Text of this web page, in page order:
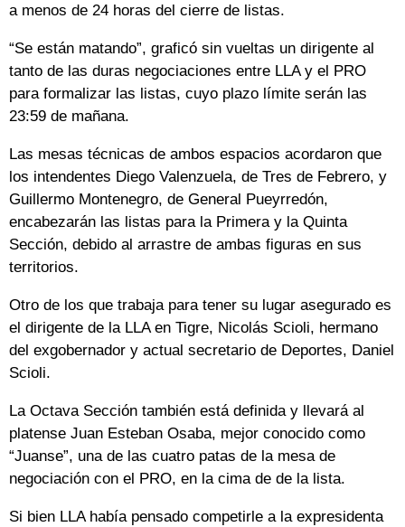
a menos de 24 horas del cierre de listas.
“Se están matando”, graficó sin vueltas un dirigente al
tanto de las duras negociaciones entre LLA y el PRO
para formalizar las listas, cuyo plazo límite serán las
23:59 de mañana.
Las mesas técnicas de ambos espacios acordaron que
los intendentes Diego Valenzuela, de Tres de Febrero, y
Guillermo Montenegro, de General Pueyrredón,
encabezarán las listas para la Primera y la Quinta
Sección, debido al arrastre de ambas figuras en sus
territorios.
Otro de los que trabaja para tener su lugar asegurado es
el dirigente de la LLA en Tigre, Nicolás Scioli, hermano
del exgobernador y actual secretario de Deportes, Daniel
Scioli.
La Octava Sección también está definida y llevará al
platense Juan Esteban Osaba, mejor conocido como
“Juanse”, una de las cuatro patas de la mesa de
negociación con el PRO, en la cima de de la lista.
Si bien LLA había pensado competirle a la expresidenta